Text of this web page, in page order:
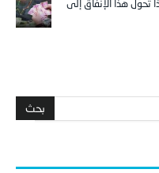
تحوّل هذا الإنفاق إلى